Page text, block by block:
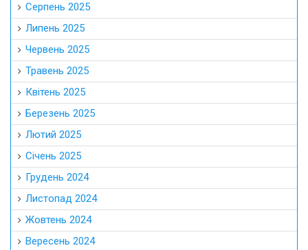
Серпень 2025
Липень 2025
Червень 2025
Травень 2025
Квітень 2025
Березень 2025
Лютий 2025
Січень 2025
Грудень 2024
Листопад 2024
Жовтень 2024
Вересень 2024